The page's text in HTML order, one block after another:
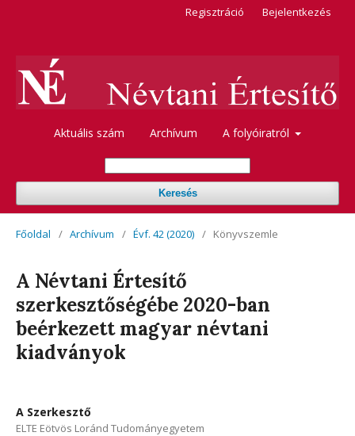
Aktuális szám Archívum A folyóiratról
Keresés
Regisztráció Bejelentkezés
Főoldal / Archívum / Évf. 42 (2020) / Könyvszemle
A Névtani Értesítő
szerkesztőségébe 2020-ban
beérkezett magyar névtani
kiadványok
A Szerkesztő
ELTE Eötvös Loránd Tudományegyetem